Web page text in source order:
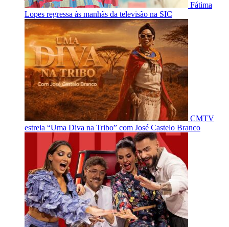
Fátima
Lopes regressa às manhãs da televisão na SIC
CMTV
estreia “Uma Diva na Tribo” com José Castelo Branco